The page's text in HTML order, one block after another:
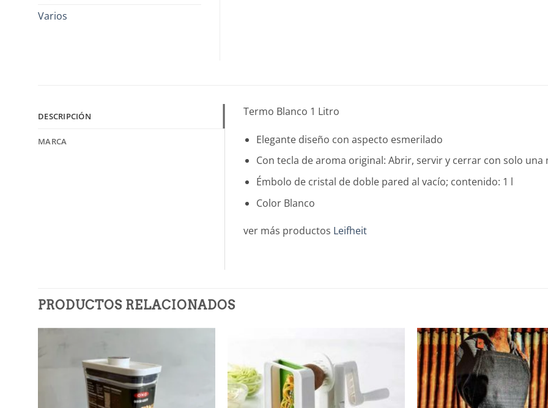
Varios
DESCRIPCIÓN
MARCA
Termo Blanco 1 Litro
Elegante diseño con aspecto esmerilado
Con tecla de aroma original: Abrir, servir y cerrar con solo una
Émbolo de cristal de doble pared al vacío; contenido: 1 l
Color Blanco
ver más productos Leifheit
PRODUCTOS RELACIONADOS
deseos